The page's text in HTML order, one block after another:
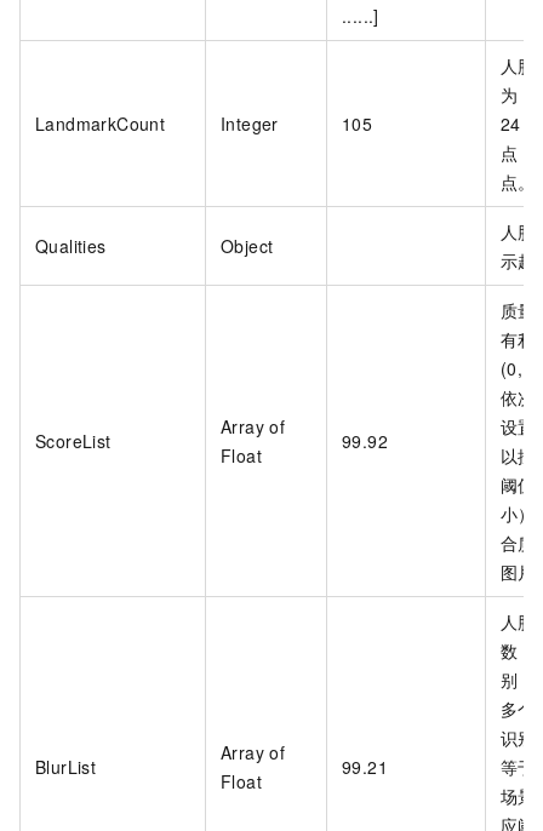
......]
LandmarkCount Integer 105
人
为
24
点，
点。
Qualities Object
人
示越
ScoreList
Array of
Float
99.92
质量
有利
依次
设置
以按
阈值
小）
合质
图片
BlurList
Array of
Float
99.21
人
数，
别，
多个
识别
等于
场景
应阈